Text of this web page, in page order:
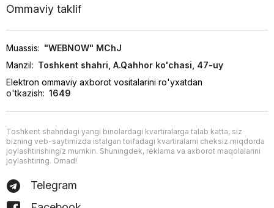
Ommaviy taklif
Muassis: "WEBNOW" MChJ
Manzil: Toshkent shahri, A.Qahhor ko'chasi, 47-uy
Elektron ommaviy axborot vositalarini ro'yxatdan
o'tkazish: 1649
Toshkent shahridagi yangi binolardagi kvartiralarga talab katta, siz
bizning veb-saytimizda istalgan toifadagi kvartiralarni cheksiz miqdorda
joylashtirishingiz mumkin. Shuningdek, reklama va axborot maqolalarini
joylashtiring. Omad!
Telegram